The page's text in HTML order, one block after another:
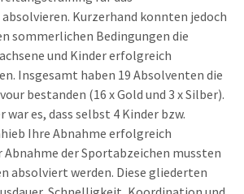
Kurzerhand konnten jedoch
sommerlichen Bedingungen die
und Kinder erfolgreich
Insgesamt haben 19 Absolventen die
bestanden (16 x Gold und 3 x Silber).
es, dass selbst 4 Kinder bzw.
Ihre Abnahme erfolgreich
der Sportabzeichen mussten
absolviert werden. Diese gliederten